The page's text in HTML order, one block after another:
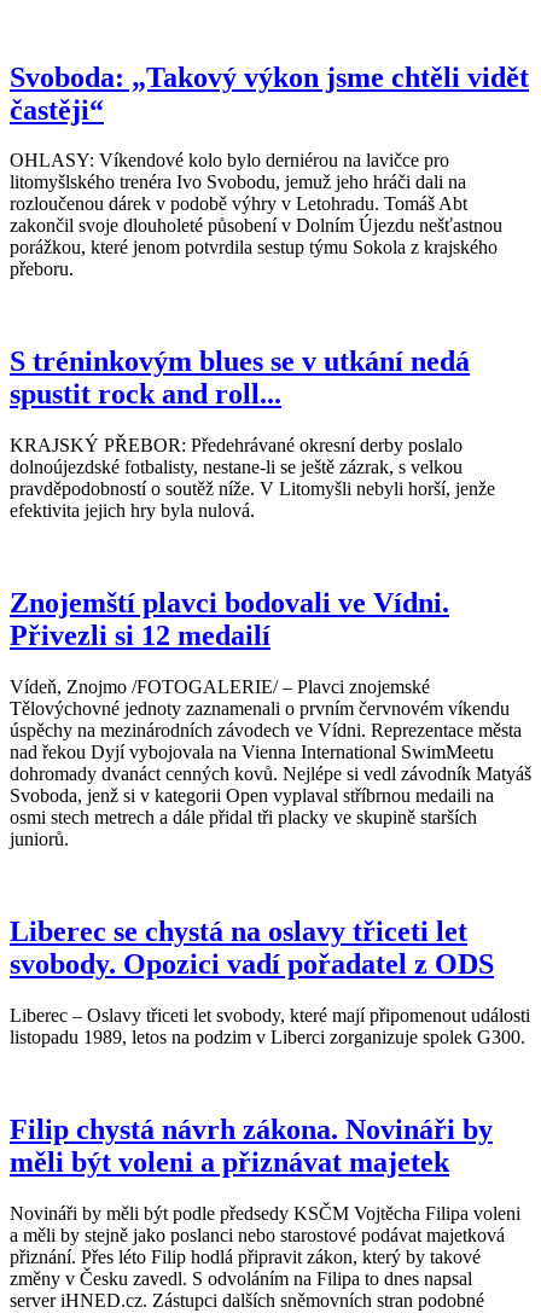
Svoboda: „Takový výkon jsme chtěli vidět
častěji“
OHLASY: Víkendové kolo bylo derniérou na lavičce pro
litomyšlského trenéra Ivo Svobodu, jemuž jeho hráči dali na
rozloučenou dárek v podobě výhry v Letohradu. Tomáš Abt
zakončil svoje dlouholeté působení v Dolním Újezdu nešťastnou
porážkou, které jenom potvrdila sestup týmu Sokola z krajského
přeboru.
S tréninkovým blues se v utkání nedá
spustit rock and roll...
KRAJSKÝ PŘEBOR: Předehrávané okresní derby poslalo
dolnoújezdské fotbalisty, nestane-li se ještě zázrak, s velkou
pravděpodobností o soutěž níže. V Litomyšli nebyli horší, jenže
efektivita jejich hry byla nulová.
Znojemští plavci bodovali ve Vídni.
Přivezli si 12 medailí
Vídeň, Znojmo /FOTOGALERIE/ – Plavci znojemské
Tělovýchovné jednoty zaznamenali o prvním červnovém víkendu
úspěchy na mezinárodních závodech ve Vídni. Reprezentace města
nad řekou Dyjí vybojovala na Vienna International SwimMeetu
dohromady dvanáct cenných kovů. Nejlépe si vedl závodník Matyáš
Svoboda, jenž si v kategorii Open vyplaval stříbrnou medaili na
osmi stech metrech a dále přidal tři placky ve skupině starších
juniorů.
Liberec se chystá na oslavy třiceti let
svobody. Opozici vadí pořadatel z ODS
Liberec – Oslavy třiceti let svobody, které mají připomenout události
listopadu 1989, letos na podzim v Liberci zorganizuje spolek G300.
Filip chystá návrh zákona. Novináři by
měli být voleni a přiznávat majetek
Novináři by měli být podle předsedy KSČM Vojtěcha Filipa voleni
a měli by stejně jako poslanci nebo starostové podávat majetková
přiznání. Přes léto Filip hodlá připravit zákon, který by takové
změny v Česku zavedl. S odvoláním na Filipa to dnes napsal
server iHNED.cz. Zástupci dalších sněmovních stran podobné